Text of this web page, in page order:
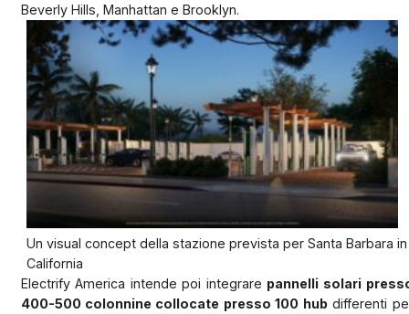
Beverly Hills, Manhattan e Brooklyn.
Un visual concept della stazione prevista per Santa Barbara in
California
Electrify America intende poi integrare pannelli solari
400-500 colonnine collocate presso 100 hub differenti